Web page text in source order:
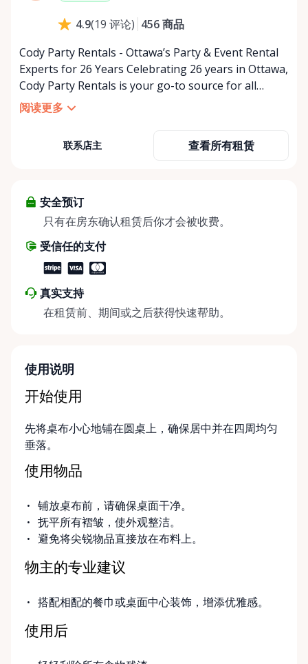
4.9(19 评论) 456商品
Cody Party Rentals - Ottawa’s Party & Event Rental
Experts for 26 Years Celebrating 26 years in Ottawa,
Cody Party Rentals is your go-to source for all
things party and event rentals. We’re proud to be a
partner of Rent Anything, expanding our offerings
At Cody Party Rentals, we believe in the power of
about more than just saving money; it’s about
helping people enjoy more for less while making a
share instead of buy, we’re all doing our part to
make things easier on Mother Nature.
阅读更多
联系店主 查看所有租赁
安全预订
只有在房东确认租赁后你才会被收费。
受信任的支付
真实支持
在租赁前、期间或之后获得快速帮助。
使用说明
开始使用
先将桌布小心地铺在圆桌上，确保居中并在四周均匀
垂落。
使用物品
铺放桌布前，请确保桌面干净。
抚平所有褶皱，使外观整洁。
避免将尖锐物品直接放在布料上。
物主的专业建议
搭配相配的餐巾或桌面中心装饰，增添优雅感。
使用后